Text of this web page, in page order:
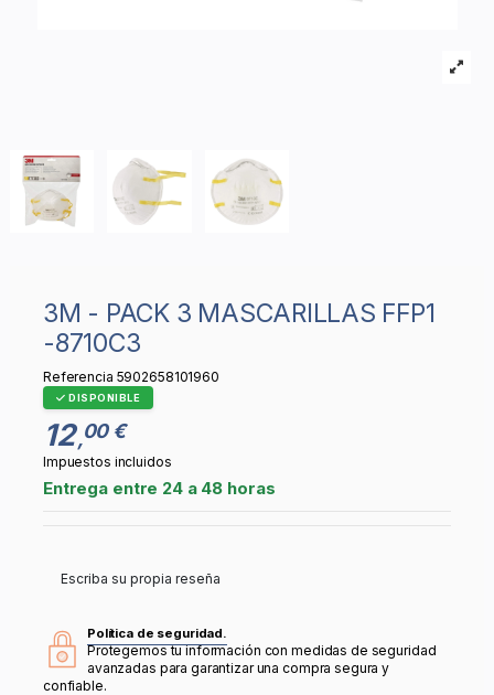
3M - PACK 3 MASCARILLAS FFP1
-8710C3
Referencia 5902658101960
DISPONIBLE
12,00 €
Impuestos incluidos
Entrega entre 24 a 48 horas
Escriba su propia reseña
Política de seguridad.
Protegemos tu información con medidas de seguridad
avanzadas para garantizar una compra segura y
confiable.